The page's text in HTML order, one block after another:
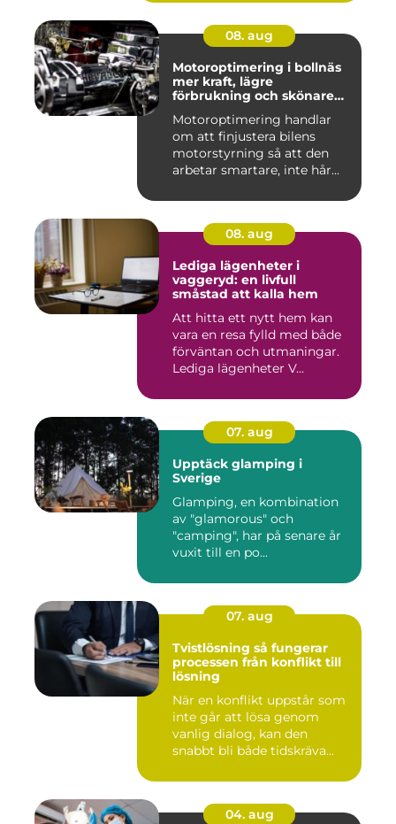
08. aug
Motoroptimering i bollnäs
mer kraft, lägre
förbrukning och skönare
Motoroptimering handlar
om att finjustera bilens
motorstyrning så att den
arbetar smartare, inte hår...
08. aug
Lediga lägenheter i
vaggeryd: en livfull
småstad att kalla hem
Att hitta ett nytt hem kan
vara en resa fylld med både
förväntan och utmaningar.
Lediga lägenheter V...
07. aug
Upptäck glamping i
Sverige
Glamping, en kombination
av "glamorous" och
"camping", har på senare år
vuxit till en po...
07. aug
Tvistlösning så fungerar
processen från konflikt till
lösning
När en konflikt uppstår som
inte går att lösa genom
vanlig dialog, kan den
snabbt bli både tidskräva...
04. aug